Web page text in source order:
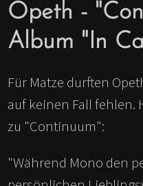
Opeth -
Album "In
Für Matze durften
auf keinen Fall fehlen.
zu "Continuum":
"Während Mono den